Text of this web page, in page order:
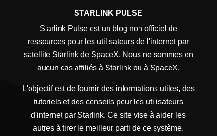
STARLINK PULSE
Starlink Pulse est un blog non officiel de
ressources pour les utilisateurs de l'internet par
satellite Starlink de SpaceX. Nous ne sommes en
aucun cas affiliés à Starlink ou à SpaceX.
L'objectif est de fournir des informations utiles, des
tutoriels et des conseils pour les utilisateurs
d'internet par Starlink. Ce site vise à aider les
autres à tirer le meilleur parti de ce système.